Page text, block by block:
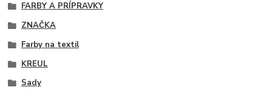
FARBY A PRÍPRAVKY
ZNAČKA
Farby na textil
KREUL
Sady